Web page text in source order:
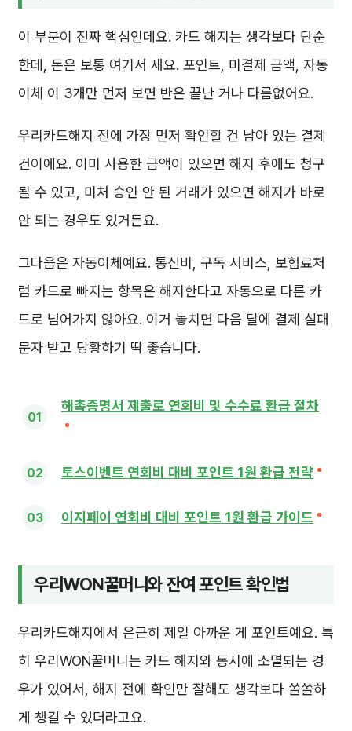
이 부분이 진짜 핵심인데요. 카드 해지는 생각보다 단순
한데, 돈은 보통 여기서 새요. 포인트, 미결제 금액, 자동
이체 이 3개만 먼저 보면 반은 끝난 거나 다름없어요.
우리카드해지 전에 가장 먼저 확인할 건 남아 있는 결제
건이에요. 이미 사용한 금액이 있으면 해지 후에도 청구
될 수 있고, 미처 승인 안 된 거래가 있으면 해지가 바로
안 되는 경우도 있거든요.
그다음은 자동이체예요. 통신비, 구독 서비스, 보험료처
럼 카드로 빠지는 항목은 해지한다고 자동으로 다른 카
드로 넘어가지 않아요. 이거 놓치면 다음 달에 결제 실패
문자 받고 당황하기 딱 좋습니다.
해촉증명서 제출로 연회비 및 수수료 환급 절차
토스이벤트 연회비 대비 포인트 1원 환급 전략
이지페이 연회비 대비 포인트 1원 환급 가이드
우리WON꿀머니와 잔여 포인트 확인법
우리카드해지에서 은근히 제일 아까운 게 포인트예요. 특
히 우리WON꿀머니는 카드 해지와 동시에 소멸되는 경
우가 있어서, 해지 전에 확인만 잘해도 생각보다 쏠쏠하
게 챙길 수 있더라고요.